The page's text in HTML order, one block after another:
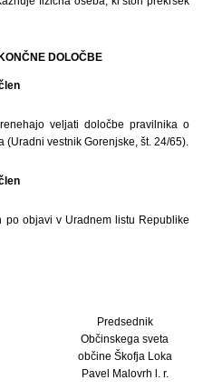
DOLOČBE
veljati določbe pravilnika o
vestnik Gorenjske, št. 24/65).
po objavi v Uradnem listu Republike
Predsednik
Občinskega sveta
občine Škofja Loka
Pavel Malovrh l. r.